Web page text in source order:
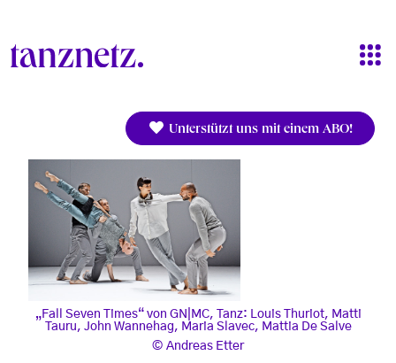
Unterstützt uns mit einem ABO!
„Fall Seven Times“ von GN|MC, Tanz: Louis Thuriot, Matti
Tauru, John Wannehag, Maria Slavec, Mattia De Salve
Andreas Etter